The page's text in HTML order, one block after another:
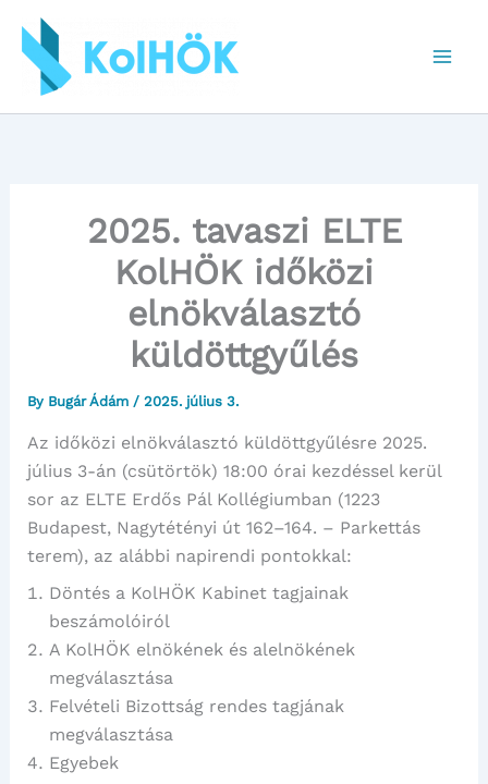
content
2025. tavaszi ELTE
KolHÖK időközi
elnökválasztó
küldöttgyűlés
By Bugár Ádám / 2025. július 3.
Az időközi elnökválasztó küldöttgyűlésre 2025.
július 3-án (csütörtök) 18:00 órai kezdéssel kerül
sor az ELTE Erdős Pál Kollégiumban (1223
Budapest, Nagytétényi út 162–164. – Parkettás
terem), az alábbi napirendi pontokkal:
Döntés a KolHÖK Kabinet tagjainak
beszámolóiról
A KolHÖK elnökének és alelnökének
megválasztása
Felvételi Bizottság rendes tagjának
megválasztása
Egyebek